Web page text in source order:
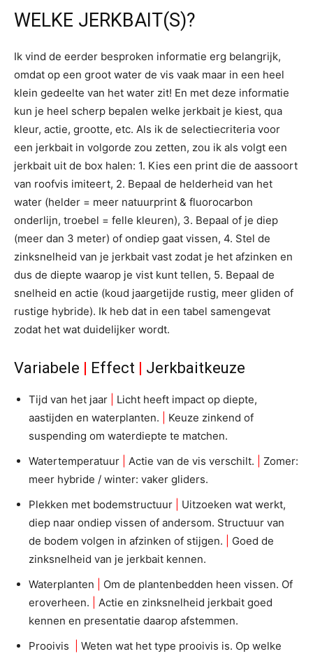
WELKE JERKBAIT(S)?
Ik vind de eerder besproken informatie erg belangrijk,
omdat op een groot water de vis vaak maar in een heel
klein gedeelte van het water zit! En met deze informatie
kun je heel scherp bepalen welke jerkbait je kiest, qua
kleur, actie, grootte, etc. Als ik de selectiecriteria voor
een jerkbait in volgorde zou zetten, zou ik als volgt een
jerkbait uit de box halen: 1. Kies een print die de aassoort
van roofvis imiteert, 2. Bepaal de helderheid van het
water (helder = meer natuurprint & fluorocarbon
onderlijn, troebel = felle kleuren), 3. Bepaal of je diep
(meer dan 3 meter) of ondiep gaat vissen, 4. Stel de
zinksnelheid van je jerkbait vast zodat je het afzinken en
dus de diepte waarop je vist kunt tellen, 5. Bepaal de
snelheid en actie (koud jaargetijde rustig, meer gliden of
rustige hybride). Ik heb dat in een tabel samengevat
zodat het wat duidelijker wordt.
Variabele Effect Jerkbaitkeuze
Tijd van het jaar
Licht heeft impact op diepte,
aastijden en waterplanten.
Keuze zinkend of
suspending om waterdiepte te matchen.
Watertemperatuur
Actie van de vis verschilt.
Zomer:
meer hybride / winter: vaker gliders.
Plekken met bodemstructuur
Uitzoeken wat werkt,
diep naar ondiep vissen of andersom. Structuur van
de bodem volgen in afzinken of stijgen.
Goed de
zinksnelheid van je jerkbait kennen.
Waterplanten
Om de plantenbedden heen vissen. Of
eroverheen.
Actie en zinksnelheid jerkbait goed
kennen en presentatie daarop afstemmen.
Prooivis
Weten wat het type prooivis is. Op welke